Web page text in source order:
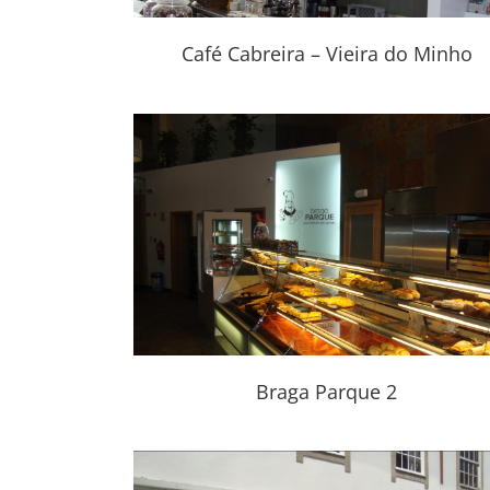
Café Cabreira – Vieira do Minho
Braga Parque 2
Casa das Natas 2